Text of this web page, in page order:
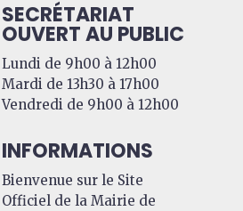
SECRÉTARIAT
OUVERT AU PUBLIC
Lundi de 9h00 à 12h00
Mardi de 13h30 à 17h00
Vendredi de 9h00 à 12h00
INFORMATIONS
Bienvenue sur le Site
Officiel de la Mairie de